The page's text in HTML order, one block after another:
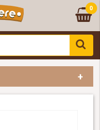
0
+